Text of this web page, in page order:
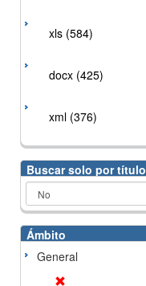
xls (584)
docx (425)
xml (376)
Buscar solo por título
Ámbito
General